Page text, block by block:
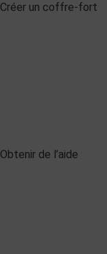
Créer un coffre-fort
Obtenir de l’aide